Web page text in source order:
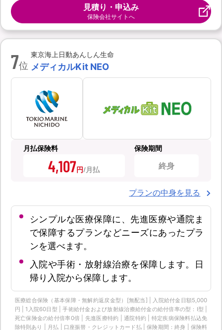
見積り・申込み
保険会社サイトへ
7位
東京海上日動あんしん生命
メディカルKit NEO
月払保険料
4,107円
保険期間
終身
プランの中身を見る
シンプルな医療保障に、先進医療や通院ま
で保障するプランなどニーズにあったプラ
ンを選べます。
入院や手術・放射線治療を保障します。日
帰り入院から保障します。
医療総合保険（基本保障・無解約返戻金型）[無配当] | 入院給付金日額5,000
円 | 1入院60日型 | 手術給付金および放射線治療給付金の給付倍率の型：I型 |
死亡保険金の給付倍率0倍 | 先進医療特約 | 通院特約 | 特定疾病保険料払込免
除特則あり | 月払 | 口座振替・クレジットカード払 | 保険期間：終身 | 保険料